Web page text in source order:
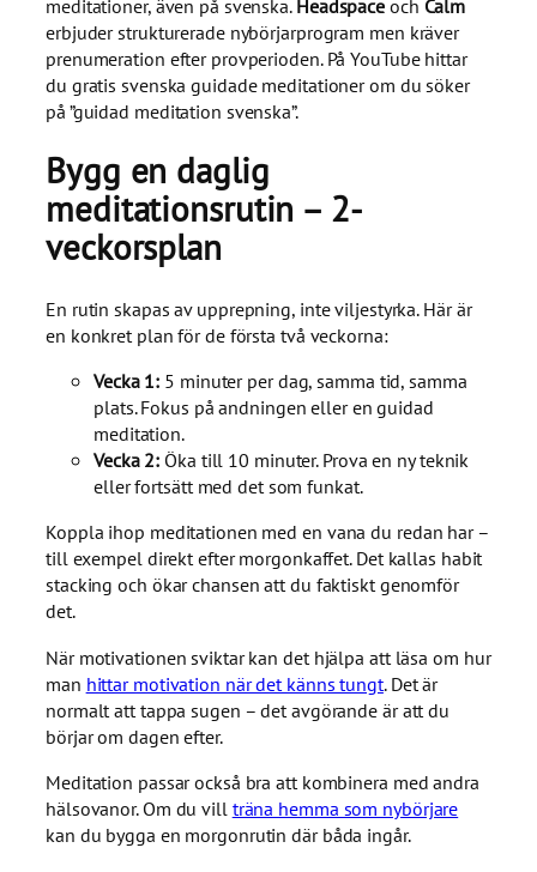
erbjuder strukturerade nybörjarprogram men kräver
prenumeration efter provperioden. På YouTube hittar
du gratis svenska guidade meditationer om du söker
på ”guidad meditation svenska”.
Bygg en daglig
meditationsrutin – 2-
veckorsplan
En rutin skapas av upprepning, inte viljestyrka. Här är
en konkret plan för de första två veckorna:
Vecka 1: 5 minuter per dag, samma tid, samma
plats. Fokus på andningen eller en guidad
meditation.
Vecka 2: Öka till 10 minuter. Prova en ny teknik
eller fortsätt med det som funkat.
Koppla ihop meditationen med en vana du redan har –
till exempel direkt efter morgonkaffet. Det kallas habit
stacking och ökar chansen att du faktiskt genomför
det.
När motivationen sviktar kan det hjälpa att läsa om hur
man hittar motivation när det känns tungt. Det är
normalt att tappa sugen – det avgörande är att du
börjar om dagen efter.
Meditation passar också bra att kombinera med andra
hälsovanor. Om du vill träna hemma som nybörjare
kan du bygga en morgonrutin där båda ingår.